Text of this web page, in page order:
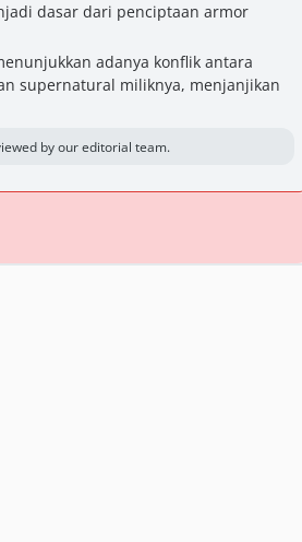
dasar dari penciptaan armor
adanya konflik antara
supernatural miliknya, menjanjikan
by our editorial team.